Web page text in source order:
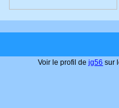
Voir le profil dejg56 sur